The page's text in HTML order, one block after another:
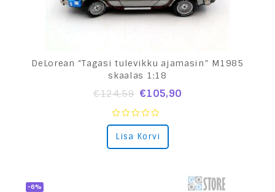
DeLorean “Tagasi tulevikku ajamasin” M1985
skaalas 1:18
€124,59 €105,90
0
out
of
Lisa Korvi
-6%